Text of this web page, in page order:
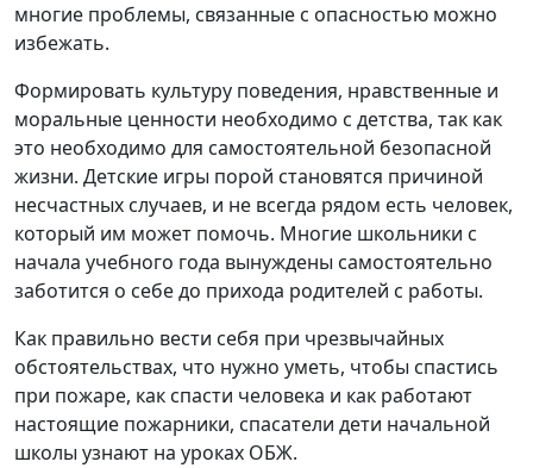
многие проблемы, связанные с опасностью можно
избежать.
Формировать культуру поведения, нравственные и
моральные ценности необходимо с детства, так как
это необходимо для самостоятельной безопасной
жизни. Детские игры порой становятся причиной
несчастных случаев, и не всегда рядом есть человек,
который им может помочь. Многие школьники с
начала учебного года вынуждены самостоятельно
заботится о себе до прихода родителей с работы.
Как правильно вести себя при чрезвычайных
обстоятельствах, что нужно уметь, чтобы спастись
при пожаре, как спасти человека и как работают
настоящие пожарники, спасатели дети начальной
школы узнают на уроках ОБЖ.